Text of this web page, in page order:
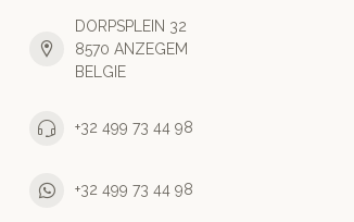
DORPSPLEIN 32
8570 ANZEGEM
BELGIE
+32 499 73 44 98
+32 499 73 44 98